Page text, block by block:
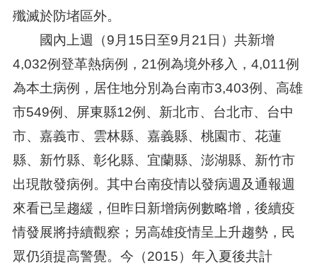
殲滅於防堵區外。
國內上週（9月15日至9月21日）共新增
4,032例登革熱病例，21例為境外移入，4,011例
為本土病例，居住地分別為台南市3,403例、高雄
市549例、屏東縣12例、新北市、台北市、台中
市、嘉義市、雲林縣、嘉義縣、桃園市、花蓮
縣、新竹縣、彰化縣、宜蘭縣、澎湖縣、新竹市
出現散發病例。其中台南疫情以發病週及通報週
來看已呈趨緩，但昨日新增病例數略增，後續疫
情發展將持續觀察；另高雄疫情呈上升趨勢，民
眾仍須提高警覺。今（2015）年入夏後共計